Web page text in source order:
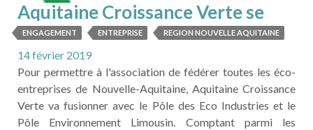
Aquitaine Croissance Verte se
dimensionne à l'échelle de la
Nouvelle Aquitaine
ENGAGEMENT ENTREPRISE REGION NOUVELLE AQUITAINE
14 février 2019
Pour permettre à l'association de fédérer toutes les éco-
entreprises de Nouvelle-Aquitaine, Aquitaine Croissance
Verte va fusionner avec le Pôle des Eco Industries et le
Pôle Environnement Limousin. Comptant parmi les